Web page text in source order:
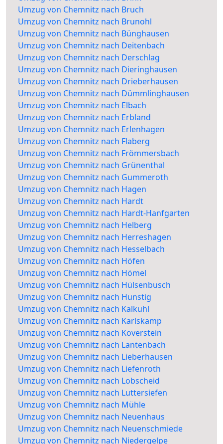
Umzug von Chemnitz nach Bruch
Umzug von Chemnitz nach Brunohl
Umzug von Chemnitz nach Bünghausen
Umzug von Chemnitz nach Deitenbach
Umzug von Chemnitz nach Derschlag
Umzug von Chemnitz nach Dieringhausen
Umzug von Chemnitz nach Drieberhausen
Umzug von Chemnitz nach Dümmlinghausen
Umzug von Chemnitz nach Elbach
Umzug von Chemnitz nach Erbland
Umzug von Chemnitz nach Erlenhagen
Umzug von Chemnitz nach Flaberg
Umzug von Chemnitz nach Frömmersbach
Umzug von Chemnitz nach Grünenthal
Umzug von Chemnitz nach Gummeroth
Umzug von Chemnitz nach Hagen
Umzug von Chemnitz nach Hardt
Umzug von Chemnitz nach Hardt-Hanfgarten
Umzug von Chemnitz nach Helberg
Umzug von Chemnitz nach Herreshagen
Umzug von Chemnitz nach Hesselbach
Umzug von Chemnitz nach Höfen
Umzug von Chemnitz nach Hömel
Umzug von Chemnitz nach Hülsenbusch
Umzug von Chemnitz nach Hunstig
Umzug von Chemnitz nach Kalkuhl
Umzug von Chemnitz nach Karlskamp
Umzug von Chemnitz nach Koverstein
Umzug von Chemnitz nach Lantenbach
Umzug von Chemnitz nach Lieberhausen
Umzug von Chemnitz nach Liefenroth
Umzug von Chemnitz nach Lobscheid
Umzug von Chemnitz nach Luttersiefen
Umzug von Chemnitz nach Mühle
Umzug von Chemnitz nach Neuenhaus
Umzug von Chemnitz nach Neuenschmiede
Umzug von Chemnitz nach Niedergelpe